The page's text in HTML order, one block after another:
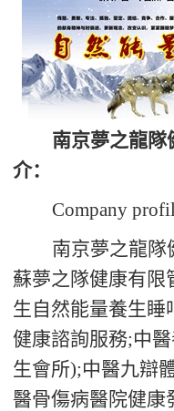
南京夢之龍隊
介：
Company
南京夢之龍隊
蘇夢之隊健康有限
生自然能量養生睡
健康諮詢服務;中
生會所);中醫九辯
醫骨傷病醫院健康